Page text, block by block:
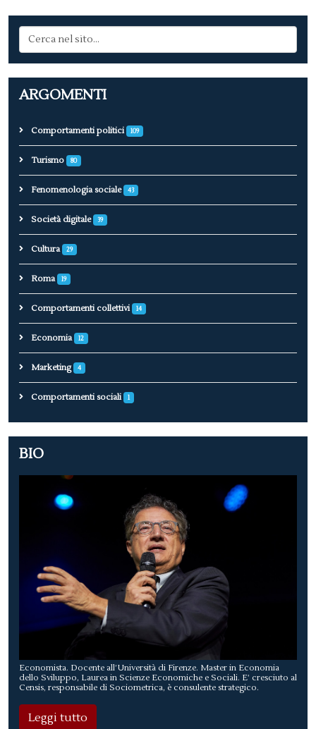
ARGOMENTI
Comportamenti politici 109
Turismo 80
Fenomenologia sociale 43
Società digitale 39
Cultura 29
Roma 19
Comportamenti collettivi 14
Economia 12
Marketing 4
Comportamenti sociali 1
BIO
Economista. Docente all’Università di Firenze. Master in Economia
dello Sviluppo, Laurea in Scienze Economiche e Sociali. E’ cresciuto al
Censis, responsabile di Sociometrica, è consulente strategico.
Leggi tutto